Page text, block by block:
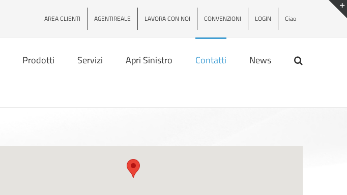
AREA CLIENTI AGENTIREALE LAVORA CON NOI CONVENZIONI LOGIN Ciao
Prodotti Servizi Apri Sinistro Contatti News